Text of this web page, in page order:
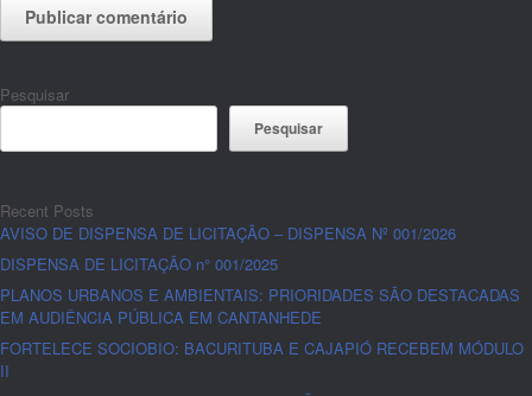
Pesquisar
Pesquisar
Recent Posts
AVISO DE DISPENSA DE LICITAÇÃO – DISPENSA Nº 001/2026
DISPENSA DE LICITAÇÃO n° 001/2025
PLANOS URBANOS E AMBIENTAIS: PRIORIDADES SÃO DESTACADAS
EM AUDIÊNCIA PÚBLICA EM CANTANHEDE
FORTELECE SOCIOBIO: BACURITUBA E CAJAPIÓ RECEBEM MÓDULO
II